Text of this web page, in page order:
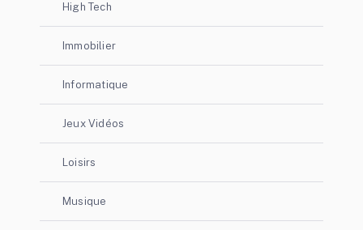
High Tech
Immobilier
Informatique
Jeux Vidéos
Loisirs
Musique